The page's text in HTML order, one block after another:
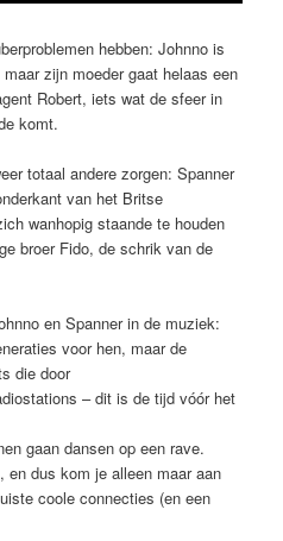
hebben: Johnno is
zijn moeder gaat helaas een
Robert, iets wat de sfeer in
komt.
totaal andere zorgen: Spanner
van het Britse
wanhopig staande te houden
broer Fido, de schrik van de
en Spanner in de muziek:
voor hen, maar de
die door
– dit is de tijd vóór het
gaan dansen op een rave.
dus kom je alleen maar aan
coole connecties (en een